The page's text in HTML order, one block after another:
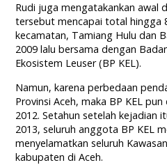
Rudi juga mengatakankan awal
tersebut mencapai total hingga
kecamatan, Tamiang Hulu dan
2009 lalu bersama dengan
Ekosistem Leuser (BP KEL).
Namun, karena perbedaan
Provinsi Aceh, maka BP KEL
2012. Setahun setelah kejadian
2013, seluruh anggota BP KEL
menyelamatkan seluruh
kabupaten di Aceh.